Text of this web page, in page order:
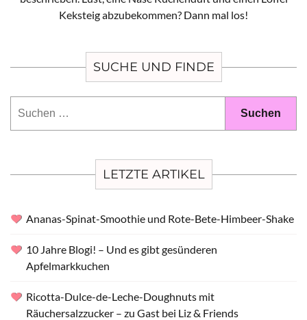
Keksteig abzubekommen? Dann mal los!
SUCHE UND FINDE
LETZTE ARTIKEL
Ananas-Spinat-Smoothie und Rote-Bete-Himbeer-Shake
10 Jahre Blogi! – Und es gibt gesünderen
Apfelmarkkuchen
Ricotta-Dulce-de-Leche-Doughnuts mit
Räuchersalzzucker – zu Gast bei Liz & Friends